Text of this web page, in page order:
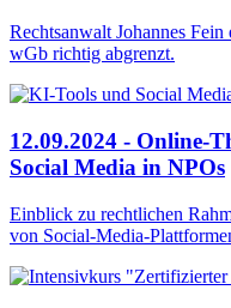
Rechtsanwalt Johannes
wGb richtig abgrenzt.
12.09.2024 - Online-
Social Media in NPOs
Einblick zu rechtlichen
von Social-Media-